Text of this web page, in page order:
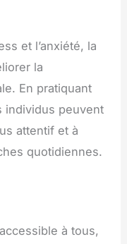
et l’anxiété, la
la
En pratiquant
individus peuvent
attentif et à
quotidiennes.
à tous,